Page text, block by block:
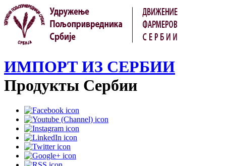
ИМПОРТ ИЗ СЕРБИИ
Продукты Сербии